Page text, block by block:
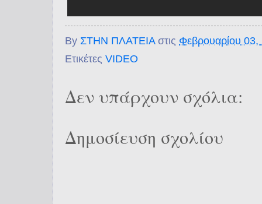
By ΣΤΗΝ ΠΛΑΤΕΙΑ στις Φεβρουαρίου 03,
Ετικέτες VΙDEO
Δεν υπάρχουν σχόλια:
Δημοσίευση σχολίου